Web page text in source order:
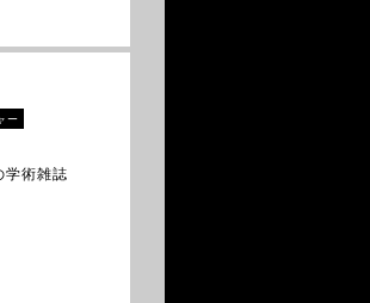
ー
学術雑誌